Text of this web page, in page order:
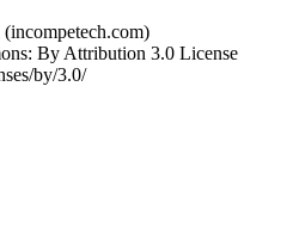
By Attribution 3.0 License
by/3.0/